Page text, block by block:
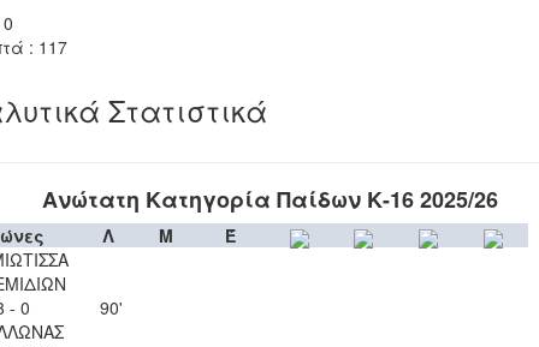
: 117
Στατιστικά
Ανώτατη Κατηγορία Παίδων Κ-16 2025/26
Λ Μ
Έ
- 0
90'